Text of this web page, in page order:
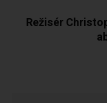
Režisér